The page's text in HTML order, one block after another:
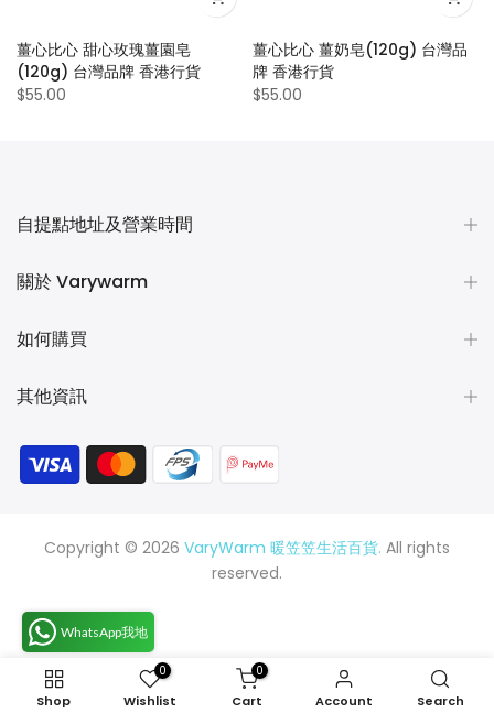
薑心比心 甜心玫瑰薑園皂
(120g) 台灣品牌 香港行貨
$55.00
薑心比心 薑奶皂(120g) 台灣品
牌 香港行貨
$55.00
自提點地址及營業時間
關於 Varywarm
如何購買
其他資訊
Copyright © 2026 VaryWarm 暖笠笠生活百貨. All rights
reserved.
Shop
0
Wishlist
0
Cart Account Search
WhatsApp我地